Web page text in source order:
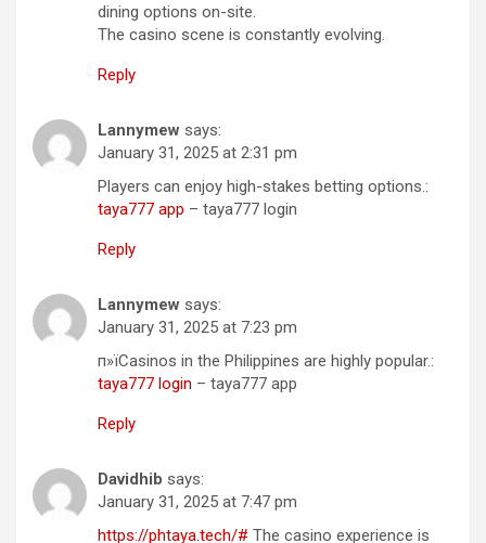
dining options on-site.
The casino scene is constantly evolving.
Reply
Lannymew says:
January 31, 2025 at 2:31 pm
Players can enjoy high-stakes betting options.:
taya777 app – taya777 login
Reply
Lannymew says:
January 31, 2025 at 7:23 pm
п»їCasinos in the Philippines are highly popular.:
taya777 login – taya777 app
Reply
Davidhib says:
January 31, 2025 at 7:47 pm
https://phtaya.tech/# The casino experience is